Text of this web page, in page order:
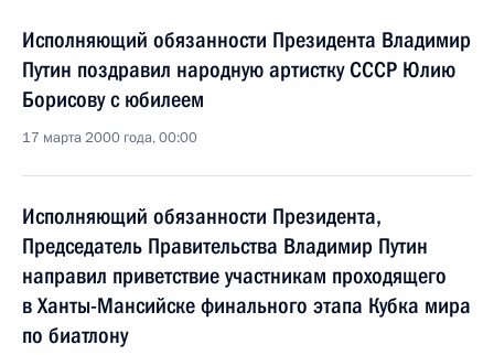
Исполняющий обязанности Президента Владимир
Путин поздравил народную артистку СССР Юлию
Борисову с юбилеем
17 марта 2000 года, 00:00
Исполняющий обязанности Президента,
Председатель Правительства Владимир Путин
направил приветствие участникам проходящего
в Ханты-Мансийске финального этапа Кубка мира
по биатлону